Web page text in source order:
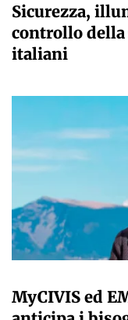
Sicurezza,
controllo della
italiani
MyCIVIS ed